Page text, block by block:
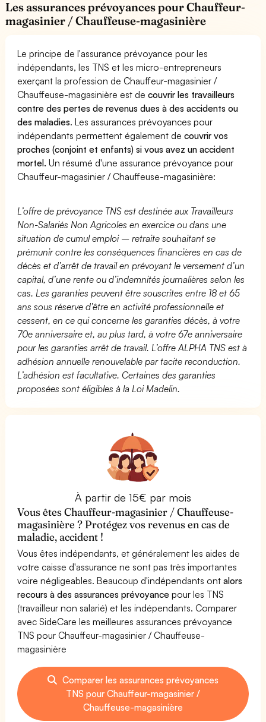
Les assurances prévoyances pour Chauffeur-
magasinier / Chauffeuse-magasinière
Le principe de l'assurance prévoyance pour les
indépendants, les TNS et les micro-entrepreneurs
exerçant la profession de Chauffeur-magasinier /
Chauffeuse-magasinière est decouvrir les travailleurs
contre des pertes de revenus dues à des accidents ou
des maladies. Les assurances prévoyances pour
indépendants permettent également decouvrir vos
proches (conjoint et enfants) si vous avez un accident
mortel. Un résumé d'une assurance prévoyance pour
Chauffeur-magasinier / Chauffeuse-magasinière:
L’offre de prévoyance TNS est destinée aux Travailleurs
Non-Salariés Non Agricoles en exercice ou dans une
situation de cumul emploi – retraite souhaitant se
prémunir contre les conséquences financières en cas de
décès et d’arrêt de travail en prévoyant le versement d’un
capital, d’une rente ou d’indemnités journalières selon les
cas. Les garanties peuvent être souscrites entre 18 et 65
ans sous réserve d’être en activité professionnelle et
cessent, en ce qui concerne les garanties décès, à votre
70e anniversaire et, au plus tard, à votre 67e anniversaire
pour les garanties arrêt de travail. L’offre ALPHA TNS est à
adhésion annuelle renouvelable par tacite reconduction.
L’adhésion est facultative. Certaines des garanties
proposées sont éligibles à la Loi Madelin.
À partir de 15€ par mois
Vous êtes Chauffeur-magasinier / Chauffeuse-
magasinière ? Protégez vos revenus en cas de
maladie, accident !
Vous êtes indépendants, et généralement les aides de
votre caisse d'assurance ne sont pas très importantes
voire négligeables. Beaucoup d'indépendants ontalors
recours à des assurances prévoyance pour les TNS
(travailleur non salarié) et les indépendants. Comparer
avec SideCare les meilleures assurances prévoyance
TNS pour Chauffeur-magasinier / Chauffeuse-
magasinière
Comparer les assurances prévoyances
TNS pour Chauffeur-magasinier /
Chauffeuse-magasinière